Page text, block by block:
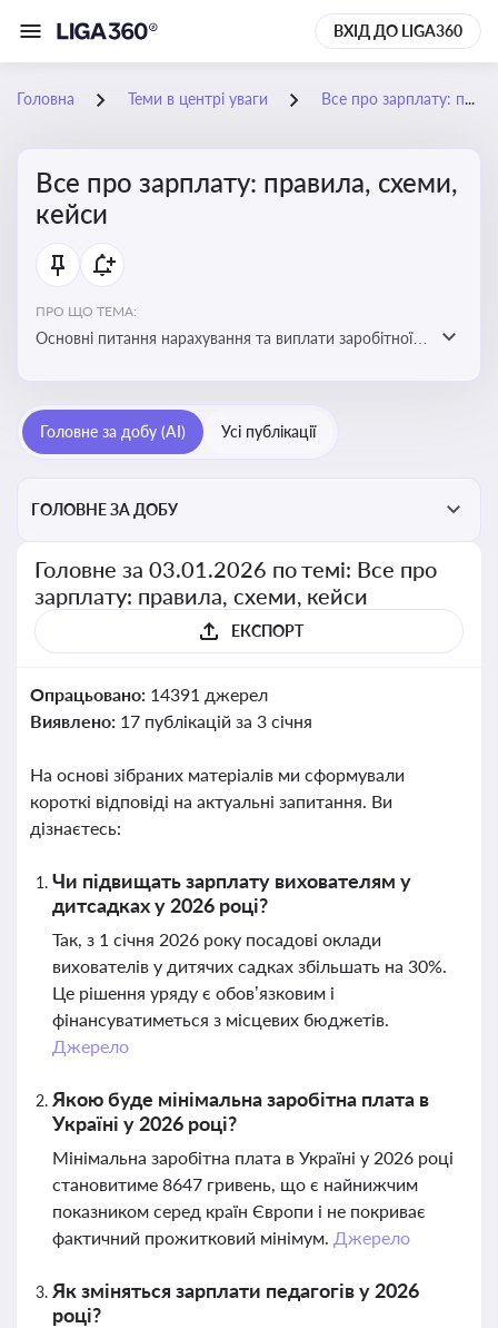
ВХІД ДО LIGA360
Головна Теми в центрі уваги Все про зарплату: правила, схеми, кейси
Все про зарплату: правила, схеми,
кейси
ПРО ЩО ТЕМА:
Основні питання нарахування та виплати заробітної
інформації про можливі схеми зловживань
Головне за добу (AI) Усі публікації
ГОЛОВНЕ ЗА ДОБУ
Головне за 03.01.2026 по темі: Все про
зарплату: правила, схеми, кейси
ЕКСПОРТ
Опрацьовано: 14391 джерел
Виявлено: 17 публікацій за 3 січня
На основі зібраних матеріалів ми сформували
короткі відповіді на актуальні запитання. Ви
дізнаєтесь:
Чи підвищать зарплату вихователям у
дитсадках у 2026 році?
Так, з 1 січня 2026 року посадові оклади
вихователів у дитячих садках збільшать на 30%.
Це рішення уряду є обов’язковим і
фінансуватиметься з місцевих бюджетів.
Джерело
Якою буде мінімальна заробітна плата в
Україні у 2026 році?
Мінімальна заробітна плата в Україні у 2026 році
становитиме 8647 гривень, що є найнижчим
показником серед країн Європи і не покриває
фактичний прожитковий мінімум. Джерело
Як зміняться зарплати педагогів у 2026
році?